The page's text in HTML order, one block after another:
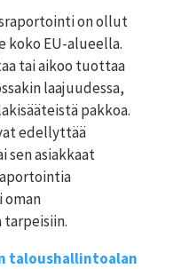
on ollut
EU-alueella.
tai aikoo tuottaa
laajuudessa,
pakkoa.
edellyttää
asiakkaat
taloushallintoalan